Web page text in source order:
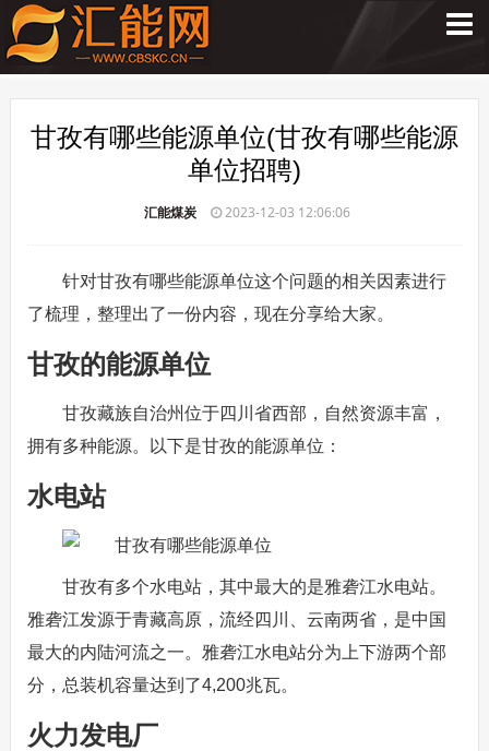
甘孜有哪些能源单位(甘孜有哪些能源
单位招聘)
汇能煤炭 2023-12-03 12:06:06
针对甘孜有哪些能源单位这个问题的相关因素进行
了梳理，整理出了一份内容，现在分享给大家。
甘孜的能源单位
甘孜藏族自治州位于四川省西部，自然资源丰富，
拥有多种能源。以下是甘孜的能源单位：
水电站
甘孜有多个水电站，其中最大的是雅砻江水电站。
雅砻江发源于青藏高原，流经四川、云南两省，是中国
最大的内陆河流之一。雅砻江水电站分为上下游两个部
分，总装机容量达到了4,200兆瓦。
火力发电厂